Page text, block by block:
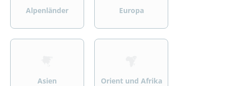
Alpenländer Europa
>
Asien
>
Orient und Afrika